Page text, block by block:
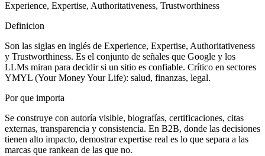
Experience, Expertise, Authoritativeness, Trustworthiness
Definicion
Son las siglas en inglés de Experience, Expertise, Authoritativeness
y Trustworthiness. Es el conjunto de señales que Google y los
LLMs miran para decidir si un sitio es confiable. Crítico en sectores
YMYL (Your Money Your Life): salud, finanzas, legal.
Por que importa
Se construye con autoría visible, biografías, certificaciones, citas
externas, transparencia y consistencia. En B2B, donde las decisiones
tienen alto impacto, demostrar expertise real es lo que separa a las
marcas que rankean de las que no.